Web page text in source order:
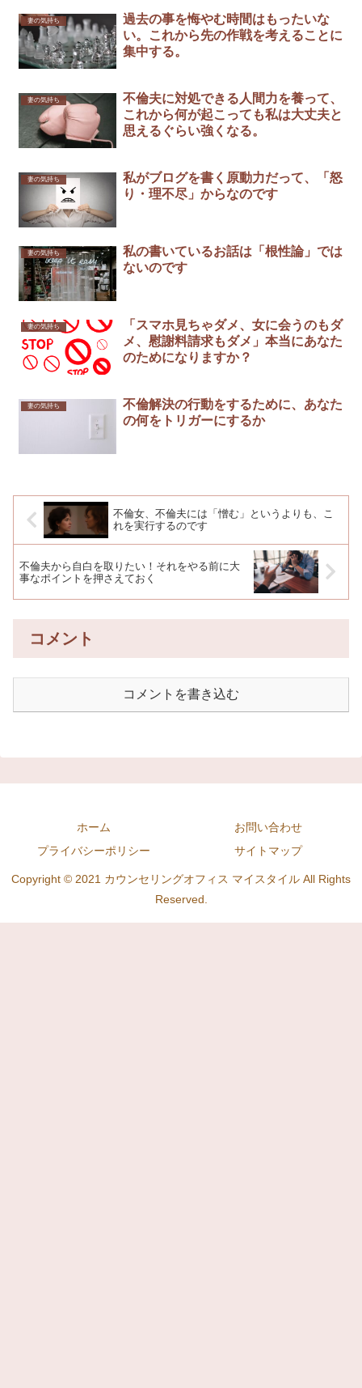
妻の気持ち
過去の事を悔やむ時間はもったいな
い。これから先の作戦を考えることに
集中する。
妻の気持ち
不倫夫に対処できる人間力を養って、
これから何が起こっても私は大丈夫と
思えるぐらい強くなる。
妻の気持ち
私がブログを書く原動力だって、「怒
り・理不尽」からなのです
妻の気持ち
私の書いているお話は「根性論」では
ないのです
妻の気持ち
「スマホ見ちゃダメ、女に会うのもダ
メ、慰謝料請求もダメ」本当にあなた
のためになりますか？
妻の気持ち
不倫解決の行動をするために、あなた
の何をトリガーにするか
不倫女、不倫夫には「憎む」というよりも、こ
れを実行するのです
不倫夫から自白を取りたい！それをやる前に大
事なポイントを押さえておく
コメント
コメントを書き込む
ホーム
お問い合わせ
プライバシーポリシー
サイトマップ
Copyright © 2021 カウンセリングオフィス マイスタイル All Rights
Reserved.